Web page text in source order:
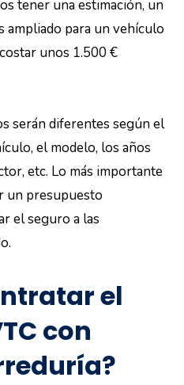
tener una estimación, un
ampliado para un vehículo
unos 1.500 €
serán diferentes según el
el modelo, los años
etc. Lo más importante
un presupuesto
el seguro a las
el
con